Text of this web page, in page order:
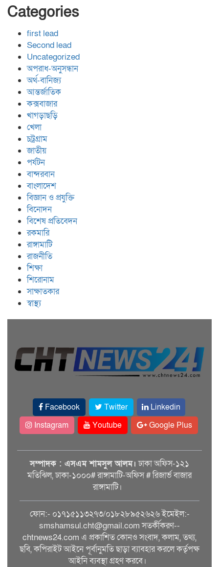
Categories
first lead
Second lead
Uncategorized
অপরাধ-অনুসন্ধান
অর্থ-বানিজ্য
আন্তর্জাতিক
কক্সবাজার
খাগড়াছড়ি
খেলা
চট্রগ্রাম
জাতীয়
পর্যটন
বান্দরবান
বাংলাদেশ
বিজ্ঞান ও প্রযুক্তি
বিনোদন
বিশেষ প্রতিবেদন
রকমারি
রাঙ্গামাটি
রাজনীতি
শিক্ষা
শিরোনাম
সাক্ষাতকার
স্বাস্থ্য
Facebook Twitter
Linkedin
Instagram
Youtube Google Plus
সম্পাদক : এসএম শামসুল আলম। ঢাকা অফিস-১২১
মতিঝিল, ঢাকা-১০০০# রাঙ্গামাটি-অফিস # রিজার্ভ বাজার
রাঙ্গামাটি।
ফোন:- ০১৭১৫১১৩২৭৩/০১৮২৮৯৫২৬২৬ ইমেইল:-
smshamsul.cht@gmail.com সতর্কীকরণ--
chtnews24.com এ প্রকাশিত কোনও সংবাদ, কলাম, তথ্য,
ছবি, কপিরাইট আইনে পূর্বানুমতি ছাড়া ব্যাবহার করলে কর্তৃপক্ষ
আইনি ব্যবস্থা গ্রহণ করবে।